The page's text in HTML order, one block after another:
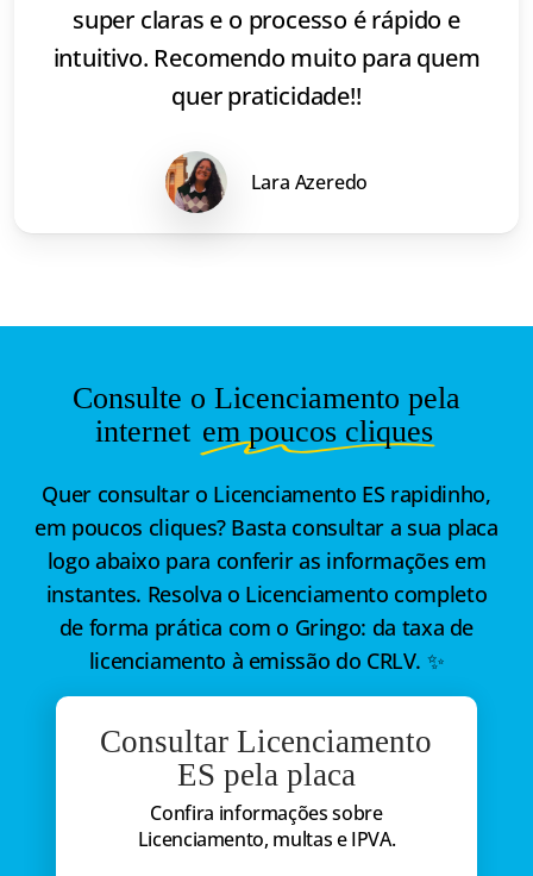
super claras e o processo é rápido e
intuitivo. Recomendo muito para quem
quer praticidade!!
Lara Azeredo
Consulte o Licenciamento pela
internet em poucos cliques
Quer consultar o Licenciamento ES rapidinho,
em poucos cliques? Basta consultar a sua placa
logo abaixo para conferir as informações em
instantes. Resolva o Licenciamento completo
de forma prática com o Gringo: da taxa de
licenciamento à emissão do CRLV. ✨
Consultar Licenciamento
ES pela placa
Confira informações sobre
Licenciamento, multas e IPVA.